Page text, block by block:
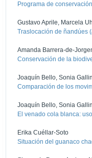
Programa de
Gustavo Aprile, Marcela
Traslocación de ñandúes (
Amanda Barrera-de-
Conservación de la
Joaquín Bello, Sonia
Comparación de los
Joaquín Bello, Sonia
El venado cola blanca:
Erika Cuéllar-Soto
Situación del guanaco